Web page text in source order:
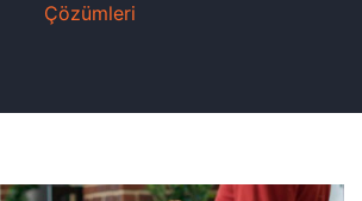
Çözümleri